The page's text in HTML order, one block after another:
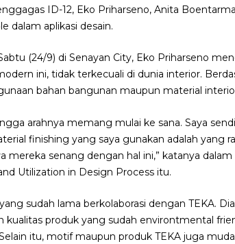
ID-12, Eko Priharseno, Anita
dalam aplikasi desain.
(24/9) di Senayan City, Eko Priharseno
ini, tidak terkecuali di dunia interior.
bahan bangunan maupun material
arahnya memang mulai ke sana. Saya
finishing yang saya gunakan adalah yang
mereka senang dengan hal ini,” katanya
Utilization in Design Process itu.
sudah lama berkolaborasi dengan TEKA.
kualitas produk yang sudah environtmental
itu, motif maupun produk TEKA juga